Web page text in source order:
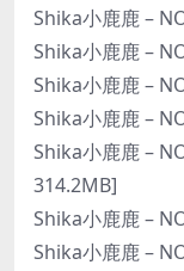
Shika小鹿鹿 –
Shika小鹿鹿 –
Shika小鹿鹿 –
Shika小鹿鹿 –
Shika小鹿鹿 –
314.2MB]
Shika小鹿鹿 –
Shika小鹿鹿 –